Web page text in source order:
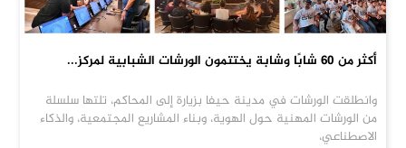
أكثر من 60 شابًا وشابة يختتمون الورشات الشبابية لمركز...
وانطلقت الورشات في مدينة حيفا بزيارة إلى المحاكم، تلتها سلسلة
من الورشات المهنية حول الهوية، وبناء المشاريع المجتمعية، والذكاء
الاصطناعي،